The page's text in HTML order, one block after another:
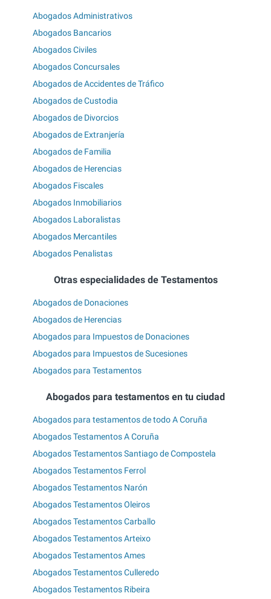
Abogados Administrativos
Abogados Bancarios
Abogados Civiles
Abogados Concursales
Abogados de Accidentes de Tráfico
Abogados de Custodia
Abogados de Divorcios
Abogados de Extranjería
Abogados de Familia
Abogados de Herencias
Abogados Fiscales
Abogados Inmobiliarios
Abogados Laboralistas
Abogados Mercantiles
Abogados Penalistas
Otras especialidades de Testamentos
Abogados de Donaciones
Abogados de Herencias
Abogados para Impuestos de Donaciones
Abogados para Impuestos de Sucesiones
Abogados para Testamentos
Abogados para testamentos en tu ciudad
Abogados para testamentos de todo A Coruña
Abogados Testamentos A Coruña
Abogados Testamentos Santiago de Compostela
Abogados Testamentos Ferrol
Abogados Testamentos Narón
Abogados Testamentos Oleiros
Abogados Testamentos Carballo
Abogados Testamentos Arteixo
Abogados Testamentos Ames
Abogados Testamentos Culleredo
Abogados Testamentos Ribeira